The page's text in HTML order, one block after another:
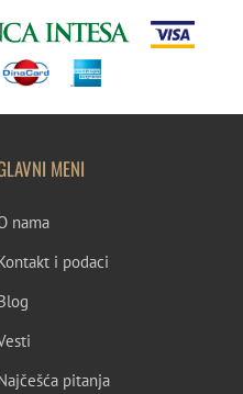
MENI
nama
i podaci
pitanja